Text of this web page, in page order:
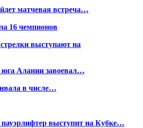
матчевая встреча…
16 чемпионов
выступают на
юга Алании завоевал…
в числе…
выступит на Кубке…